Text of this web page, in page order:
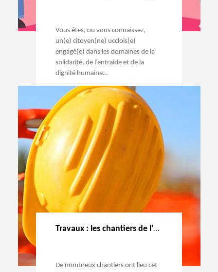
Vous êtes, ou vous connaissez,
un(e) citoyen(ne) ucclois(e)
engagé(e) dans les domaines de la
solidarité, de l’entraide et de la
dignité humaine…
Travaux : les chantiers de l’été
De nombreux chantiers ont lieu cet